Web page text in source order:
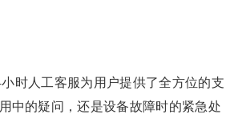
时人工客服为用户提供了全方位的支
中的疑问，还是设备故障时的紧急处